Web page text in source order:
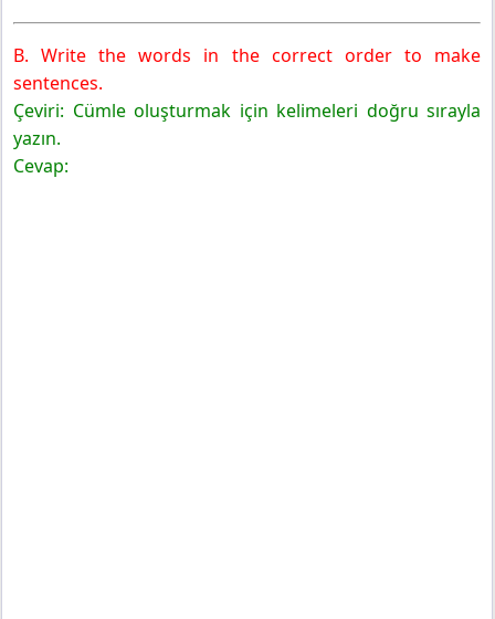
B. Write the words in the correct order to make
sentences.
Çeviri: Cümle oluşturmak için kelimeleri doğru sırayla
yazın.
Cevap: